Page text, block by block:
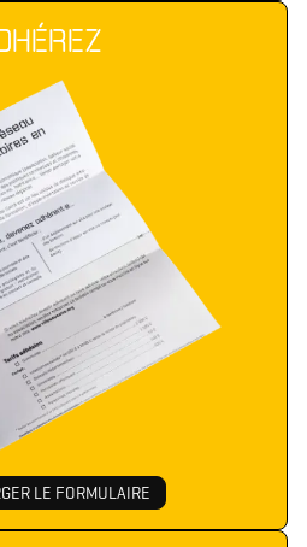
le dossier d'identité complet
.zip)
LE FORMULAIRE